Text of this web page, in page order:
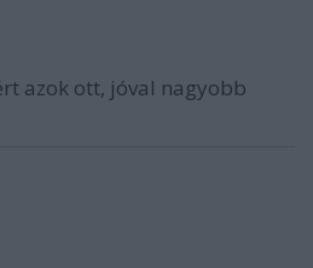
azok ott, jóval nagyobb